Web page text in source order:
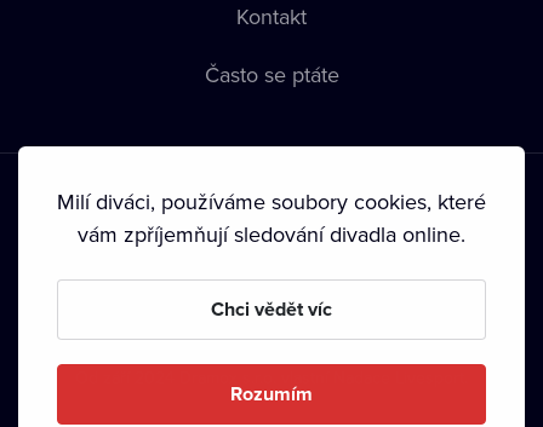
Kontakt
Často se ptáte
Podmínky používání • Ochrana soukromí • Zásady používání
• Autorská práva•
Milí diváci, používáme soubory cookies, které
vám zpříjemňují sledování divadla online.
Chci vědět víc
Rozumím